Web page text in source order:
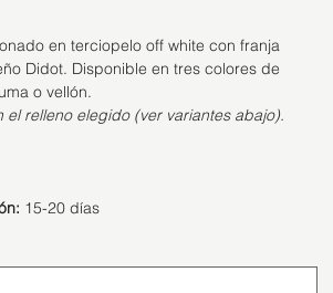
en terciopelo off white con franja
Didot. Disponible en tres colores de
o vellón.
el relleno elegido (ver variantes abajo).
15-20 días